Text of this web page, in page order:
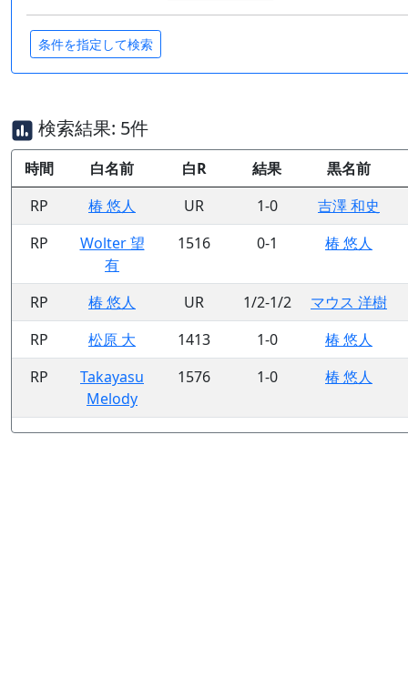
検索結果: 5件
時間 白名前 白R 結果
黒名前
RP
椿 悠人 UR 1-0
吉澤 和史
RP
Wolter 望
有
1516 0-1 椿 悠人
RP 椿 悠人 UR 1/2-1/2
マウス 洋樹
RP
松原 大 1413 1-0
椿 悠人
RP
Takayasu
Melody
1576 1-0 椿 悠人